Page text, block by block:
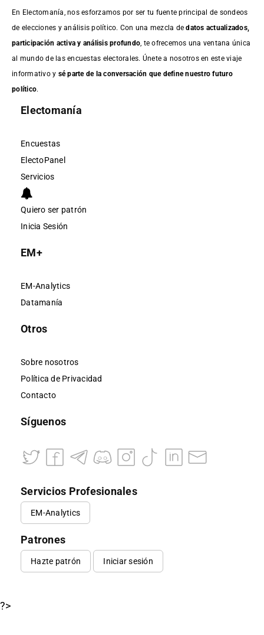
En Electomanía, nos esforzamos por ser tu fuente principal de sondeos
de elecciones y análisis político. Con una mezcla dedatos actualizados,
participación activa y análisis profundo , te ofrecemos una ventana única
al mundo de las encuestas electorales. Únete a nosotros en este viaje
informativo y sé parte de la conversación que define nuestro futuro
político.
Electomanía
Encuestas
ElectoPanel
Servicios
Quiero ser patrón
Inicia Sesión
EM+
EM-Analytics
Datamanía
Otros
Sobre nosotros
Política de Privacidad
Contacto
Síguenos
Servicios Profesionales
EM-Analytics
Patrones
Hazte patrón Iniciar sesión
?>